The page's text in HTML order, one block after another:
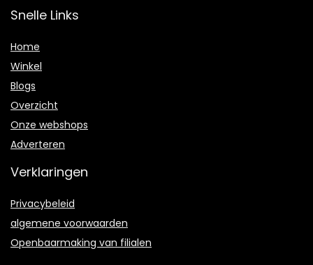
Snelle Links
Home
Winkel
Blogs
Overzicht
Onze webshops
Adverteren
Verklaringen
Privacybeleid
algemene voorwaarden
Openbaarmaking van filialen